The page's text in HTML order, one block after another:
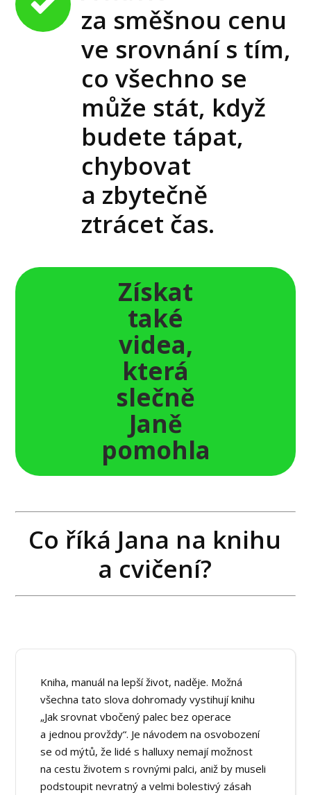
za směšnou cenu
ve srovnání s tím,
co všechno se
může stát, když
budete tápat,
chybovat
a zbytečně
ztrácet čas.
Získat
také
videa,
která
slečně
Janě
pomohla
Co říká Jana na knihu
a cvičení?
Kniha, manuál na lepší život, naděje. Možná
všechna tato slova dohromady vystihují knihu
„Jak srovnat vbočený palec bez operace
a jednou provždy“. Je návodem na osvobození
se od mýtů, že lidé s halluxy nemají možnost
na cestu životem s rovnými palci, aniž by museli
podstoupit nevratný a velmi bolestivý zásah